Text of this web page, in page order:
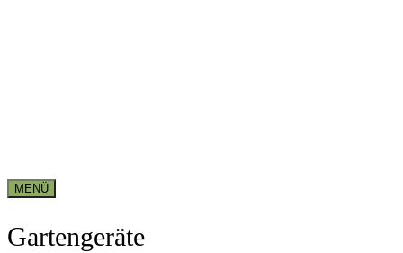
MENÜ
Gartengeräte